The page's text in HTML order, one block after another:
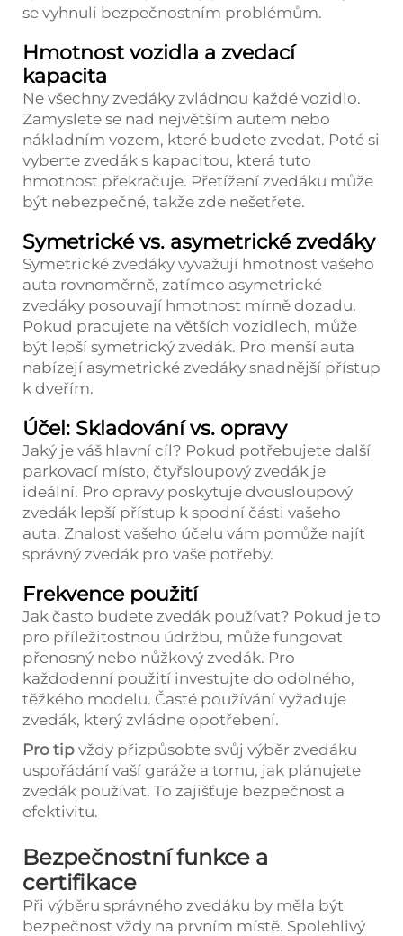
se vyhnuli bezpečnostním problémům.
Hmotnost vozidla a zvedací
kapacita
Ne všechny zvedáky zvládnou každé vozidlo.
Zamyslete se nad největším autem nebo
nákladním vozem, které budete zvedat. Poté si
vyberte zvedák s kapacitou, která tuto
hmotnost překračuje. Přetížení zvedáku může
být nebezpečné, takže zde nešetřete.
Symetrické vs. asymetrické zvedáky
Symetrické zvedáky vyvažují hmotnost vašeho
auta rovnoměrně, zatímco asymetrické
zvedáky posouvají hmotnost mírně dozadu.
Pokud pracujete na větších vozidlech, může
být lepší symetrický zvedák. Pro menší auta
nabízejí asymetrické zvedáky snadnější přístup
k dveřím.
Účel: Skladování vs. opravy
Jaký je váš hlavní cíl? Pokud potřebujete další
parkovací místo, čtyřsloupový zvedák je
ideální. Pro opravy poskytuje dvousloupový
zvedák lepší přístup k spodní části vašeho
auta. Znalost vašeho účelu vám pomůže najít
správný zvedák pro vaše potřeby.
Frekvence použití
Jak často budete zvedák používat? Pokud je to
pro příležitostnou údržbu, může fungovat
přenosný nebo nůžkový zvedák. Pro
každodenní použití investujte do odolného,
těžkého modelu. Časté používání vyžaduje
zvedák, který zvládne opotřebení.
Pro tip vždy přizpůsobte svůj výběr zvedáku
uspořádání vaší garáže a tomu, jak plánujete
zvedák používat. To zajišťuje bezpečnost a
efektivitu.
Bezpečnostní funkce a
certifikace
Při výběru správného zvedáku by měla být
bezpečnost vždy na prvním místě. Spolehlivý